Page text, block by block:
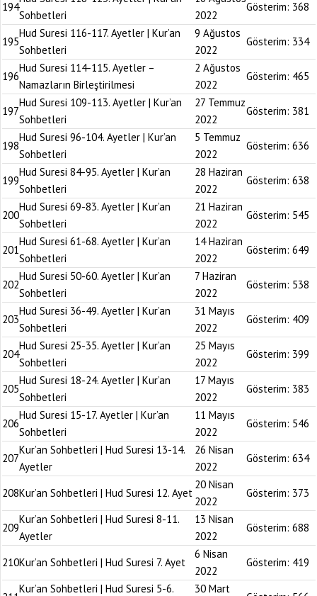
194
Sohbetleri
2022
Gösterim: 368
195
Hud Suresi 116-117. Ayetler | Kur’an
Sohbetleri
9 Ağustos
2022
Gösterim: 334
196
Hud Suresi 114-115. Ayetler –
Namazların Birleştirilmesi
2 Ağustos
2022
Gösterim: 465
197
Hud Suresi 109-113. Ayetler | Kur’an
Sohbetleri
27 Temmuz
2022
Gösterim: 381
198
Hud Suresi 96-104. Ayetler | Kur’an
Sohbetleri
5 Temmuz
2022
Gösterim: 636
199
Hud Suresi 84-95. Ayetler | Kur’an
Sohbetleri
28 Haziran
2022
Gösterim: 638
200
Hud Suresi 69-83. Ayetler | Kur’an
Sohbetleri
21 Haziran
2022
Gösterim: 545
201
Hud Suresi 61-68. Ayetler | Kur’an
Sohbetleri
14 Haziran
2022
Gösterim: 649
202
Hud Suresi 50-60. Ayetler | Kur’an
Sohbetleri
7 Haziran
2022
Gösterim: 538
203
Hud Suresi 36-49. Ayetler | Kur’an
Sohbetleri
31 Mayıs
2022
Gösterim: 409
204
Hud Suresi 25-35. Ayetler | Kur’an
Sohbetleri
25 Mayıs
2022
Gösterim: 399
205
Hud Suresi 18-24. Ayetler | Kur’an
Sohbetleri
17 Mayıs
2022
Gösterim: 383
206
Hud Suresi 15-17. Ayetler | Kur’an
Sohbetleri
11 Mayıs
2022
Gösterim: 546
207
Kur’an Sohbetleri | Hud Suresi 13-14.
Ayetler
26 Nisan
2022
Gösterim: 634
208Kur’an Sohbetleri | Hud Suresi 12. Ayet
20 Nisan
2022
Gösterim: 373
209
Kur’an Sohbetleri | Hud Suresi 8-11.
Ayetler
13 Nisan
2022
Gösterim: 688
210Kur’an Sohbetleri | Hud Suresi 7. Ayet
6 Nisan
2022
Gösterim: 419
Kur’an Sohbetleri | Hud Suresi 5-6.
30 Mart